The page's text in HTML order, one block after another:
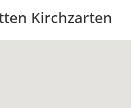
Kirchzarten